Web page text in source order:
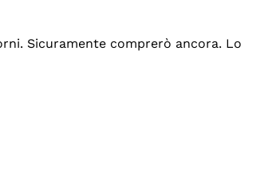
Sicuramente comprerò ancora. Lo